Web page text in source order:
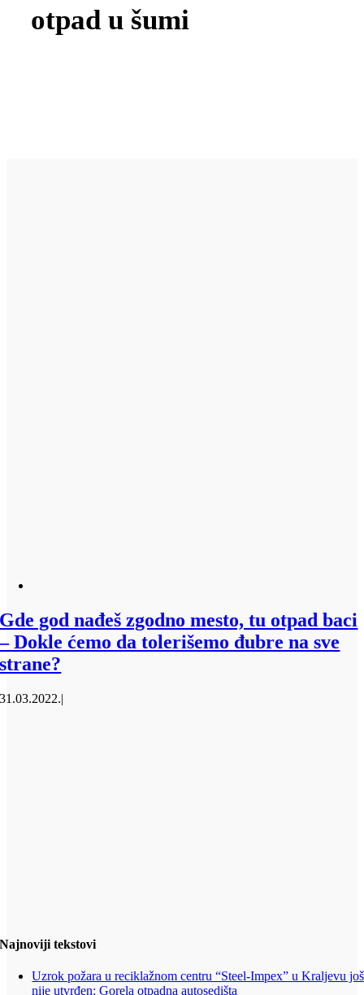
otpad u šumi
Gde god nađeš zgodno mesto, tu otpad baci
– Dokle ćemo da tolerišemo đubre na sve
strane?
31.03.2022.|
Najnoviji tekstovi
Uzrok požara u reciklažnom centru “Steel-Impex” u Kraljevu još
nije utvrđen: Gorela otpadna autosedišta